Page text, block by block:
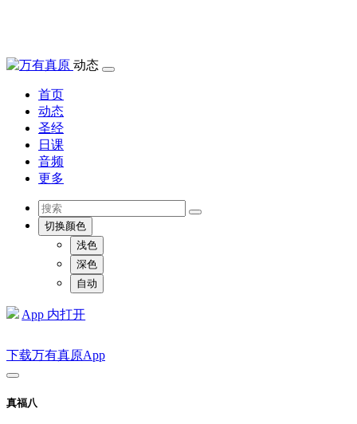
动态
首页
动态
圣经
日课
音频
更多
切换颜色
浅色
深色
自动
App 内打开
下载万有真原App
真福八